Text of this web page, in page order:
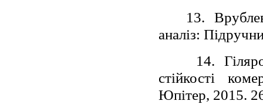
13.
аналіз:
14.
стійкості
Юпітер, 2015.